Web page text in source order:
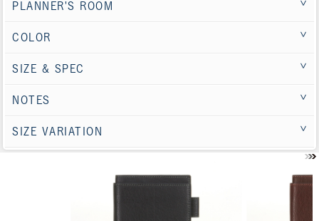
PLANNER'S ROOM
COLOR
SIZE & SPEC
NOTES
SIZE VARIATION